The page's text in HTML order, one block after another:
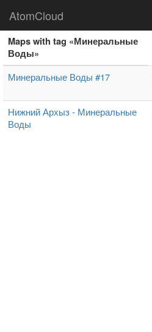
AtomCloud
Maps with tag «Минеральные
Воды»
Минеральные Воды #17
Нижний Архыз - Минеральные
Воды